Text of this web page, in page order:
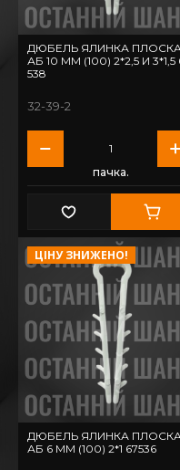
ДЮБЕЛЬ ЯЛИНКА
АБ 10 ММ (100) 2*2,5 И 3*1,5
538
32-39-2
пачка.
ЦІНУ ЗНИЖЕНО!
ДЮБЕЛЬ ЯЛИНКА
АБ 6 ММ (100) 2*1 67536